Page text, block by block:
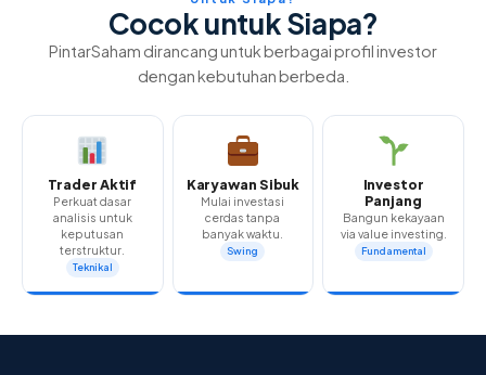
Cocok untuk Siapa?
PintarSaham dirancang untuk berbagai profil investor
dengan kebutuhan berbeda.
Trader Aktif
Perkuat dasar
analisis untuk
keputusan
terstruktur.
Teknikal
Karyawan Sibuk
Mulai investasi
cerdas tanpa
banyak waktu.
Swing
Investor
Panjang
Bangun kekayaan
via value investing.
Fundamental